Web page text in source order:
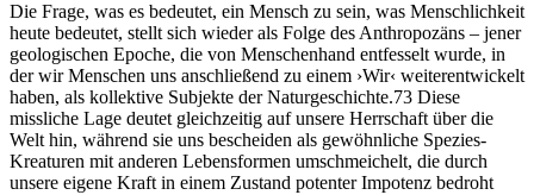
Die Frage, was es bedeutet, ein Mensch zu sein, was Menschlichkeit
heute bedeutet, stellt sich wieder als Folge des Anthropozäns – jener
geologischen Epoche, die von Menschenhand entfesselt wurde, in
der wir Menschen uns anschließend zu einem ›Wir‹ weiterentwickelt
haben, als kollektive Subjekte der Naturgeschichte.73 Diese
missliche Lage deutet gleichzeitig auf unsere Herrschaft über die
Welt hin, während sie uns bescheiden als gewöhnliche Spezies-
Kreaturen mit anderen Lebensformen umschmeichelt, die durch
unsere eigene Kraft in einem Zustand potenter Impotenz bedroht